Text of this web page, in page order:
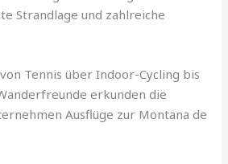
Strandlage und zahlreiche
Tennis über Indoor-Cycling bis
erkunden die
Ausflüge zur Montana de